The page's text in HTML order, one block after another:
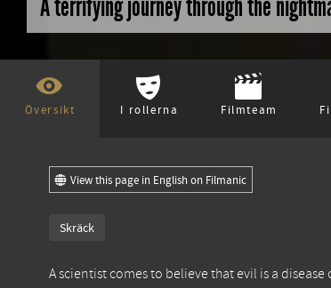
A terrifying journey through the
Översikt I rollerna Filmteam
View this page in English on Filmanic
Skräck
A scientist comes to believe that evil is a